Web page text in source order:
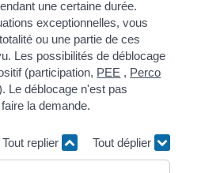
une certaine durée.
exceptionnelles, vous
ou une partie de ces
Les possibilités de déblocage
(participation, PEE , Perco
Le déblocage n'est pas
la demande.
Tout replier Tout déplier